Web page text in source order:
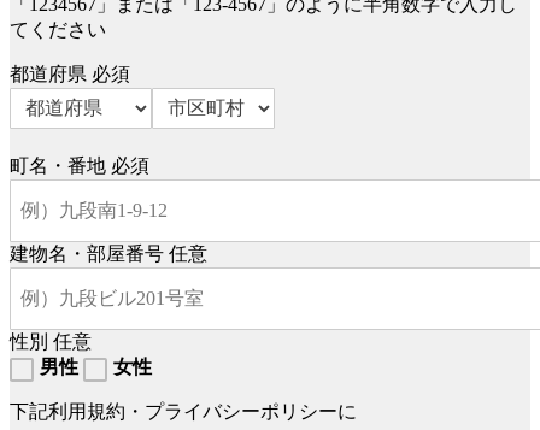
「1234567」または「123-4567」のように半角数字で入力し
てください
都道府県 必須
町名・番地 必須
建物名・部屋番号 任意
性別 任意
男性
女性
下記利用規約・プライバシーポリシーに